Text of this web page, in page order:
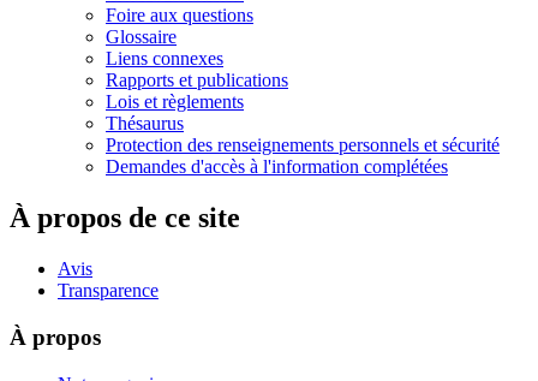
Foire aux questions
Glossaire
Liens connexes
Rapports et publications
Lois et règlements
Thésaurus
Protection des renseignements personnels et sécurité
Demandes d'accès à l'information complétées
À propos de ce site
Avis
Transparence
À propos